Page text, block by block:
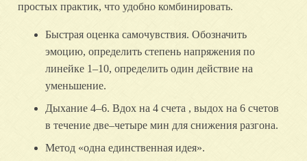
простых практик, что удобно комбинировать.
Быстрая оценка самочувствия. Обозначить
эмоцию, определить степень напряжения по
линейке 1–10, определить один действие на
уменьшение.
Дыхание 4–6. Вдох на 4 счета , выдох на 6 счетов
в течение две–четыре мин для снижения разгона.
Метод «одна единственная идея».